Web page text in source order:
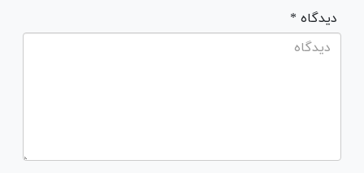
* دیدگاه